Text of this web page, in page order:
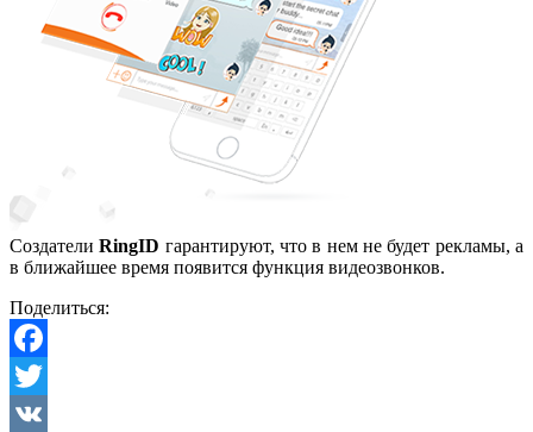
СоздателиRingID гарантируют, что в нем не будет рекламы, а
в ближайшее время появится функция видеозвонков.
Поделиться:
Facebook
Twitter